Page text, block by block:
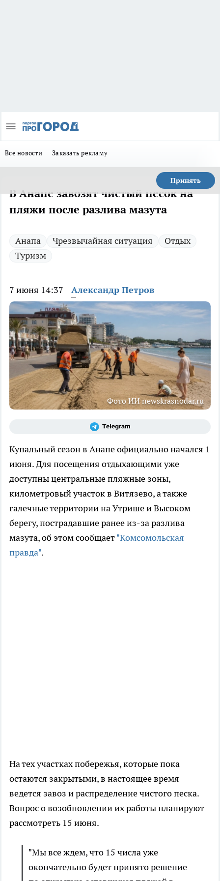
Все новости Заказать рекламу
Принять
В Анапе завозят чистый песок на
пляжи после разлива мазута
Анапа Чрезвычайная ситуация
Отдых
Туризм
7 июня 14:37 Александр Петров
Фото ИИ newskrasnodar.ru
Купальный сезон в Анапе официально начался 1
июня. Для посещения отдыхающими уже
доступны центральные пляжные зоны,
километровый участок в Витязево, а также
галечные территории на Утрише и Высоком
берегу, пострадавшие ранее из-за разлива
мазута, об этом сообщает"Комсомольская
правда".
На тех участках побережья, которые пока
остаются закрытыми, в настоящее время
ведется завоз и распределение чистого песка.
Вопрос о возобновлении их работы планируют
рассмотреть 15 июня.
"Мы все ждем, что 15 числа уже
окончательно будет принято решение